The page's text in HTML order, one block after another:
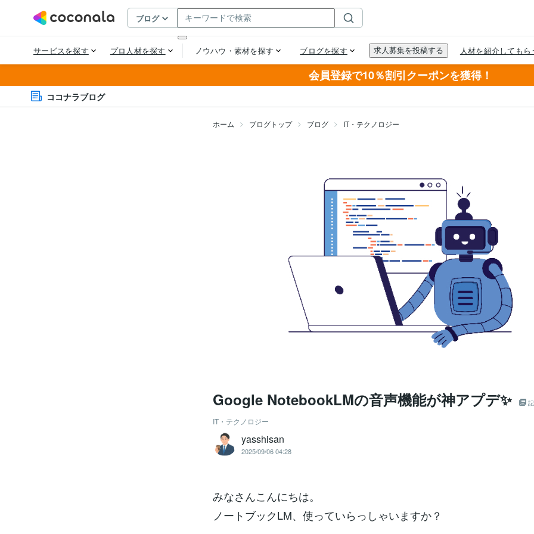
会員登録で10％割引クーポンを獲得！
ココナラブログ
ホーム ブログトップ ブログ IT・テクノロジー
Google NotebookLMの音声機能が神アプデ✨
IT・テクノロジー
yasshisan
2025/09/06 04:28
みなさんこんにちは。
ノートブックLM、使っていらっしゃいますか？